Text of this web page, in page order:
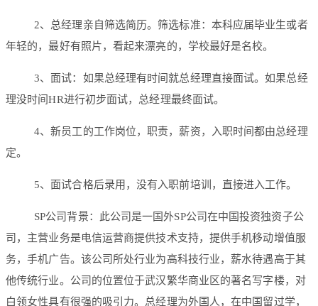
2、总经理亲自筛选简历。筛选标准：本科应届毕业生或者
年轻的，最好有照片，看起来漂亮的，学校最好是名校。
3、面试：如果总经理有时间就总经理直接面试。如果总经
理没时间HR进行初步面试，总经理最终面试。
4、新员工的工作岗位，职责，薪资，入职时间都由总经理
定。
5、面试合格后录用，没有入职前培训，直接进入工作。
SP公司背景：此公司是一国外SP公司在中国投资独资子公
司，主营业务是电信运营商提供技术支持，提供手机移动增值服
务，手机广告。该公司所处行业为高科技行业，薪水待遇高于其
他传统行业。公司的位置位于武汉繁华商业区的著名写字楼，对
白领女性具有很强的吸引力。总经理为外国人，在中国留过学，